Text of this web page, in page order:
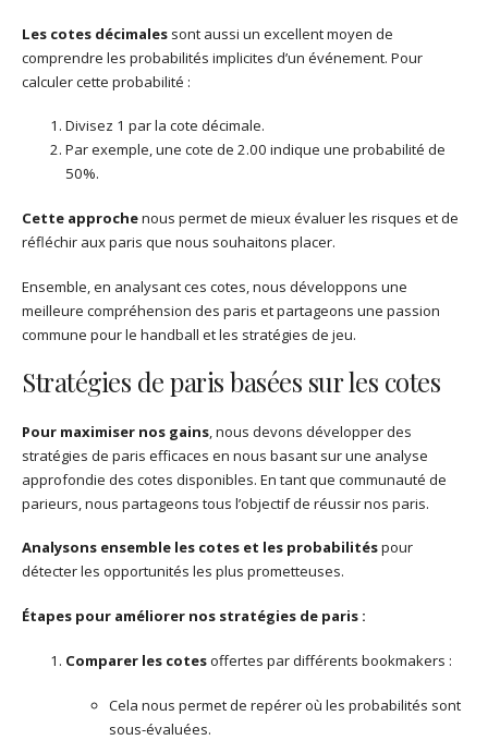
Les cotes décimales sont aussi un excellent moyen de
comprendre les probabilités implicites d’un événement. Pour
calculer cette probabilité :
Divisez 1 par la cote décimale.
Par exemple, une cote de 2.00 indique une probabilité de
50%.
Cette approchenous permet de mieux évaluer les risques et de
réfléchir aux paris que nous souhaitons placer.
Ensemble, en analysant ces cotes, nous développons une
meilleure compréhension des paris et partageons une passion
commune pour le handball et les stratégies de jeu.
Stratégies de paris basées sur les cotes
Pour maximiser nos gains, nous devons développer des
stratégies de paris efficaces en nous basant sur une analyse
approfondie des cotes disponibles. En tant que communauté de
parieurs, nous partageons tous l’objectif de réussir nos paris.
Analysons ensemble les cotes et les probabilitéspour
détecter les opportunités les plus prometteuses.
Étapes pour améliorer nos stratégies de paris :
Comparer les cotesoffertes par différents bookmakers :
Cela nous permet de repérer où les probabilités sont
sous-évaluées.